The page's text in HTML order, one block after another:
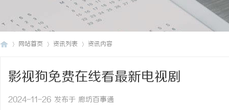
网站首页 资讯列表 资讯内容
影视狗免费在线看最新电视剧
2024-11-26 发布于 廊坊百事通